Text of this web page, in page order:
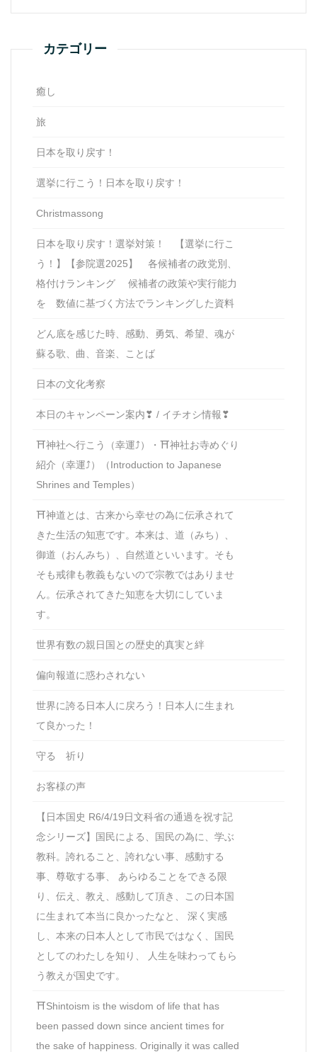
カテゴリー
癒し
旅
日本を取り戻す！
選挙に行こう！日本を取り戻す！
Christmassong
日本を取り戻す！選挙対策！ 【選挙に行こ
う！】【参院選2025】 各候補者の政党別、
格付けランキング 候補者の政策や実行能力
を 数値に基づく方法でランキングした資料
どん底を感じた時、感動、勇気、希望、魂が
蘇る歌、曲、音楽、ことば
日本の文化考察
本日のキャンペーン案内❣ / イチオシ情報❣
⛩神社へ行こう（幸運⤴）・⛩神社お寺めぐり
紹介（幸運⤴）（Introduction to Japanese
Shrines and Temples）
⛩神道とは、古来から幸せの為に伝承されて
きた生活の知恵です。本来は、道（みち）、
御道（おんみち）、自然道といいます。そも
そも戒律も教義もないので宗教ではありませ
ん。伝承されてきた知恵を大切にしていま
す。
世界有数の親日国との歴史的真実と絆
偏向報道に惑わされない
世界に誇る日本人に戻ろう！日本人に生まれ
て良かった！
守る 祈り
お客様の声
【日本国史 R6/4/19日文科省の通過を祝す記
念シリーズ】国民による、国民の為に、学ぶ
教科。誇れること、誇れない事、感動する
事、尊敬する事、 あらゆることをできる限
り、伝え、教え、感動して頂き、この日本国
に生まれて本当に良かったなと、 深く実感
し、本来の日本人として市民ではなく、国民
としてのわたしを知り、 人生を味わってもら
う教えが国史です。
⛩Shintoism is the wisdom of life that has
been passed down since ancient times for
the sake of happiness. Originally it was called